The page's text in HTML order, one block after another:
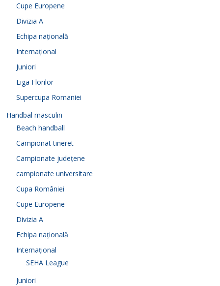
Cupe Europene
Divizia A
Echipa națională
Internațional
Juniori
Liga Florilor
Supercupa Romaniei
Handbal masculin
Beach handball
Campionat tineret
Campionate județene
campionate universitare
Cupa României
Cupe Europene
Divizia A
Echipa națională
Internațional
SEHA League
Juniori